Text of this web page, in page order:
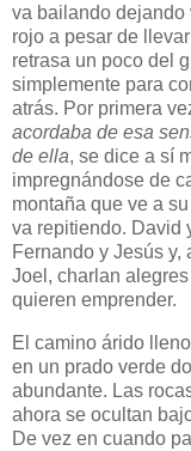
va bailando dejando
rojo a pesar de
retrasa un poco del
simplemente para
atrás. Por primera
acordaba de esa
de ella, se dice a sí
impregnándose de
montaña que ve a
va repitiendo. David
Fernando y Jesús y,
Joel, charlan
quieren emprender.
El camino árido
en un prado verde
abundante. Las
ahora se ocultan
De vez en cuando